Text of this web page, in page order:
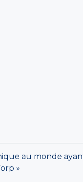
au monde
»